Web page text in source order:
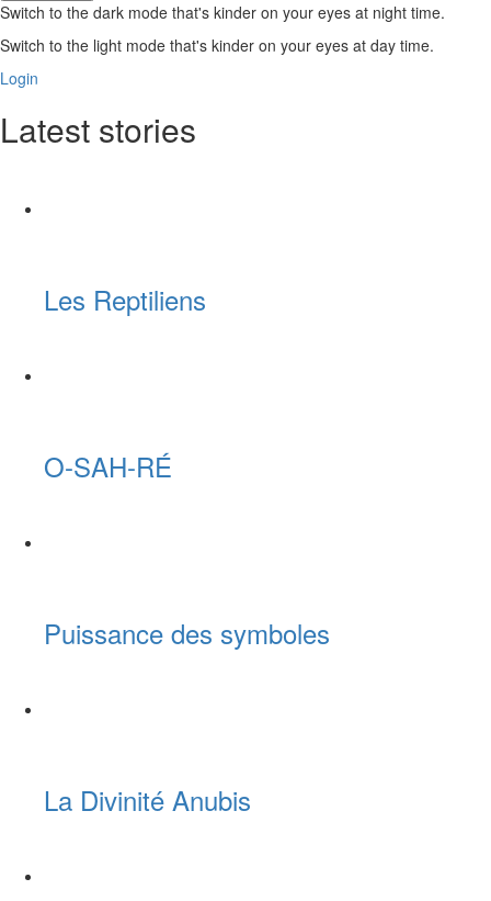
Switch to the dark mode that's kinder on your eyes at night time.
Switch to the light mode that's kinder on your eyes at day time.
Login
Latest stories
Les Reptiliens
O-SAH-RÉ
Puissance des symboles
La Divinité Anubis